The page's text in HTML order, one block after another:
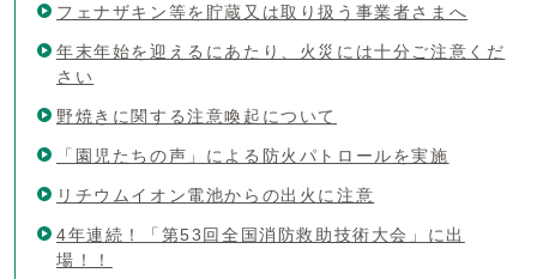
フェナザキン等を貯蔵又は取り扱う事業者さまへ
年末年始を迎えるにあたり、火災には十分ご注意くだ
さい
野焼きに関する注意喚起について
「園児たちの声」による防火パトロールを実施
リチウムイオン電池からの出火に注意
4年連続！「第53回全国消防救助技術大会」に出
場！！